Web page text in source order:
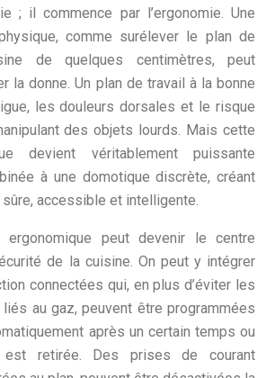
; il commence par l’ergonomie. Une
comme surélever le plan de
de quelques centimètres, peut
la donne. Un plan de travail à la bonne
les douleurs dorsales et le risque
des objets lourds. Mais cette
devient véritablement puissante
à une domotique discrète, créant
accessible et intelligente.
peut devenir le centre
de la cuisine. On peut y intégrer
connectées qui, en plus d’éviter les
au gaz, peuvent être programmées
après un certain temps ou
retirée. Des prises de courant